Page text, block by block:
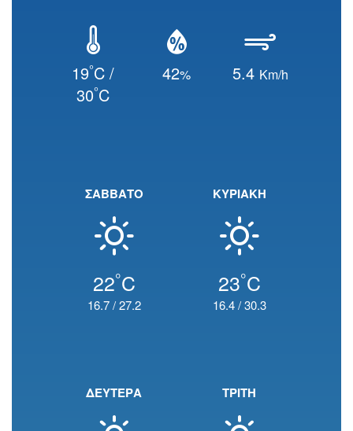
19°C /
30°C
42% 5.4 Km/h
ΣΑΒΒΑΤΟ
22°C
16.7/27.2
ΚΥΡΙΑΚΗ
23°C
16.4/30.3
ΔΕΥΤΕΡΑ ΤΡΙΤΗ